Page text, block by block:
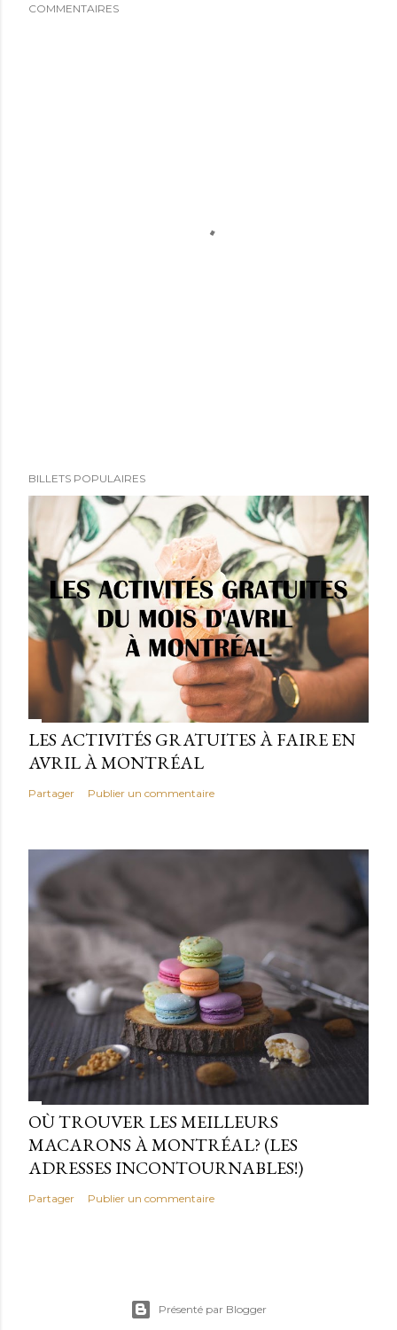
COMMENTAIRES
BILLETS POPULAIRES
LES ACTIVITÉS GRATUITES À FAIRE EN
AVRIL À MONTRÉAL
Partager Publier un commentaire
OÙ TROUVER LES MEILLEURS
MACARONS À MONTRÉAL? (LES
ADRESSES INCONTOURNABLES!)
Partager Publier un commentaire
Présenté par Blogger